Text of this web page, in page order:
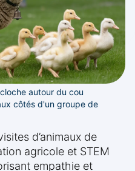
autour du cou
côtés d'un groupe de
d’animaux de
agricole et STEM
empathie et